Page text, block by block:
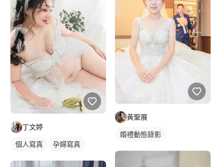
丁文婷
個人寫真 孕婦寫真
黃聖展
婚禮動態錄影